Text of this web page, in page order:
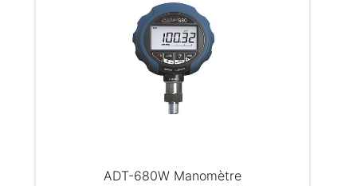
ADT-680W Manomètre